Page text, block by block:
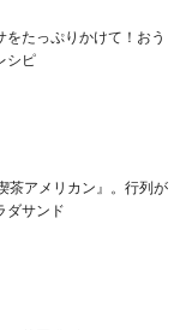
をたっぷりかけて！おう
シピ
茶アメリカン』。行列が
ダサンド